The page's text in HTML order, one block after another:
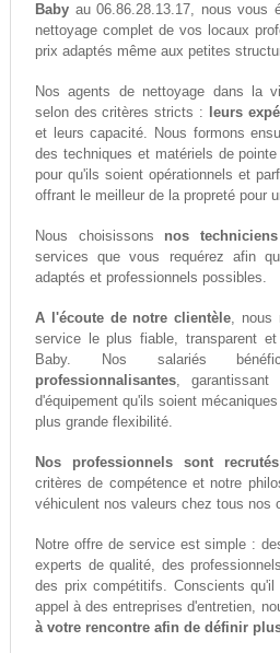
Babyau 06.86.28.13.17, nous vous
nettoyage complet de vos locaux
prix adaptés même aux petites
Nos agents de nettoyage dans la
selon des critères stricts :
leurs
et leurs capacité. Nous formons
des techniques et matériels de
pour qu'ils soient opérationnels et
offrant le meilleur de la propreté pour
Nous choisissons nos techniciens
services que vous requérez afin
adaptés et professionnels possibles.
A l'écoute de notre clientèle, nous
service le plus fiable, transparent
Baby. Nos salariés
professionnalisantes,
d'équipement qu'ils soient
plus grande flexibilité.
Nos professionnels sont
critères de compétence et notre
véhiculent nos valeurs chez tous nos
Notre offre de service est simple :
experts de qualité, des
des prix compétitifs. Conscients
appel à des entreprises d'entretien,
à votre rencontre afin de définir